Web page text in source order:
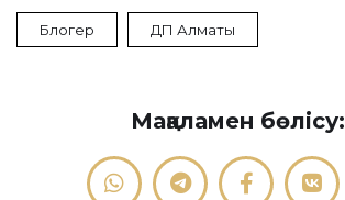
Блогер ДП Алматы
Мақаламен бөлісу: